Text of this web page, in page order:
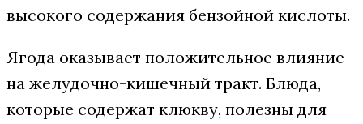
высокого содержания бензойной кислоты.
Ягода оказывает положительное влияние
на желудочно-кишечный тракт. Блюда,
которые содержат клюкву, полезны для